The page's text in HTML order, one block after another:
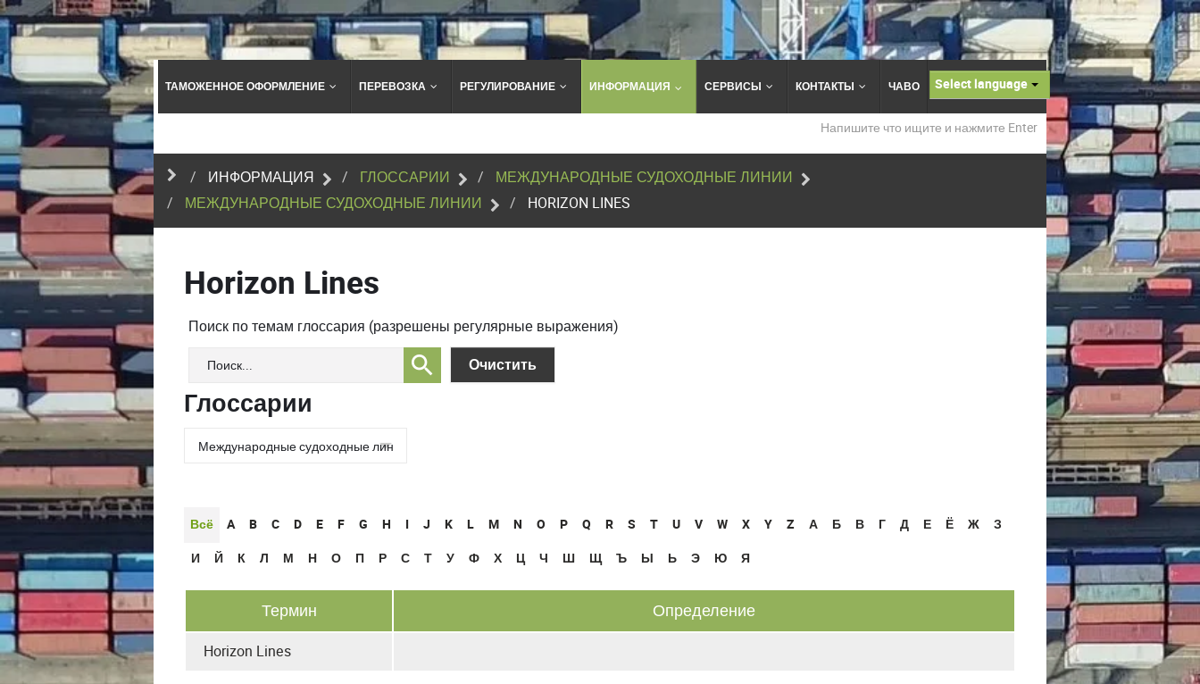
ТАМОЖЕННОЕ ОФОРМЛЕНИЕ ПЕРЕВОЗКА РЕГУЛИРОВАНИЕ ИНФОРМАЦИЯ СЕРВИСЫ КОНТАКТЫ ЧАВО Select language
сайту
ИНФОРМАЦИЯ ГЛОССАРИИ
МЕЖДУНАРОДНЫЕ СУДОХОДНЫЕ ЛИНИИ
МЕЖДУНАРОДНЫЕ СУДОХОДНЫЕ ЛИНИИ
HORIZON LINES
Horizon Lines
Поиск по темам глоссария (разрешены регулярные выражения)
Глоссарии
Всё A B C D E F G H I J K L M N O P Q R S T U V W X Y Z А Б В Г Д Е Ё Ж
З
И
Й К Л М Н О П Р С Т У Ф Х Ц Ч Ш Щ Ъ Ы Ь Э Ю Я
Термин Определение
Horizon Lines